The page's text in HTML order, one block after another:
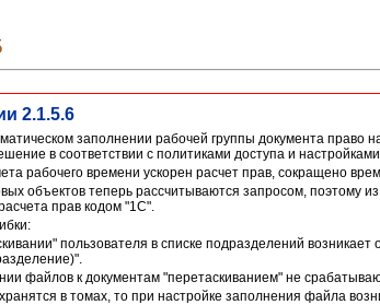
2.1.5.6
заполнении рабочей группы документа право
в соответствии с политиками доступа и
рабочего времени ускорен расчет прав, сокращено
объектов теперь рассчитываются запросом, поэтому
прав кодом "1С".
пользователя в списке подразделений
файлов к документам "перетаскиванием" не
в томах, то при настройке заполнения файла